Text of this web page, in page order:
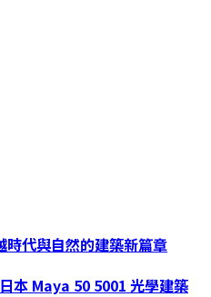
代與自然的建築新篇章
本 Maya 50 5001 光學建築